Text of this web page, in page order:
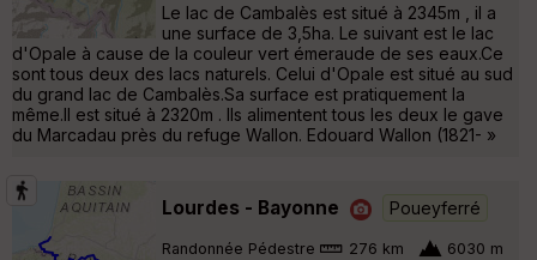
Le lac de Cambalès est situé à 2345m , il a
une surface de 3,5ha. Le suivant est le lac
d'Opale à cause de la couleur vert émeraude de ses eaux.Ce
sont tous deux des lacs naturels. Celui d'Opale est situé au sud
du grand lac de Cambalès.Sa surface est pratiquement la
même.Il est situé à 2320m . Ils alimentent tous les deux le gave
du Marcadau près du refuge Wallon. Edouard Wallon (1821- »
Lourdes - Bayonne Poueyferré
Randonnée Pédestre 276 km 6030 m